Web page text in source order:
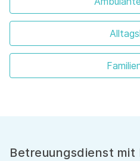
Betreuungsdienst mit